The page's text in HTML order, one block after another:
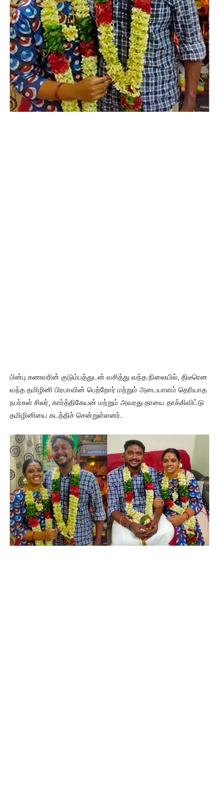
பின்பு கணவரின் குடும்பத்துடன் வசித்து வந்த நிலையில், திடீரென
வந்த தமிழினி பிரபாவின் பெற்றோர் மற்றும் அடையாளம் தெரியாத
நபர்கள் சிலர், கார்த்திகேயன் மற்றும் அவரது தாயை தாக்கிவிட்டு
தமிழினியை கடத்திச் சென்றுள்ளனர்.